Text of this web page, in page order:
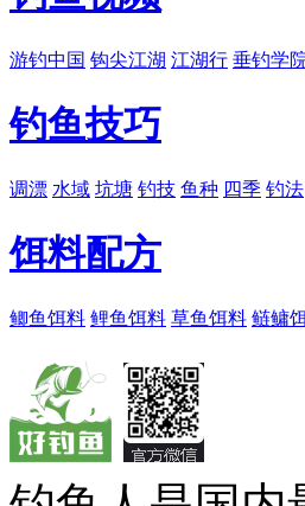
游钓中国 钩尖江湖 江湖行 垂钓学
钓鱼技巧
调漂 水域 坑塘 钓技 鱼种 四季 钓法
饵料配方
鲫鱼饵料 鲤鱼饵料 草鱼饵料 鲢鳙